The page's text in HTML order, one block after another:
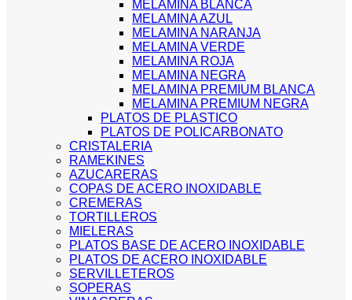
MELAMINA BLANCA
MELAMINA AZUL
MELAMINA NARANJA
MELAMINA VERDE
MELAMINA ROJA
MELAMINA NEGRA
MELAMINA PREMIUM BLANCA
MELAMINA PREMIUM NEGRA
PLATOS DE PLASTICO
PLATOS DE POLICARBONATO
CRISTALERIA
RAMEKINES
AZUCARERAS
COPAS DE ACERO INOXIDABLE
CREMERAS
TORTILLEROS
MIELERAS
PLATOS BASE DE ACERO INOXIDABLE
PLATOS DE ACERO INOXIDABLE
SERVILLETEROS
SOPERAS